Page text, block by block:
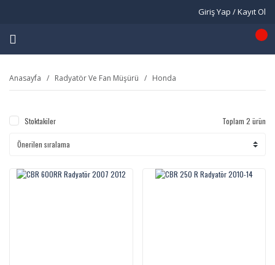
Giriş Yap / Kayıt Ol
Anasayfa Radyatör Ve Fan Müşürü Honda
Stoktakiler Toplam 2 ürün